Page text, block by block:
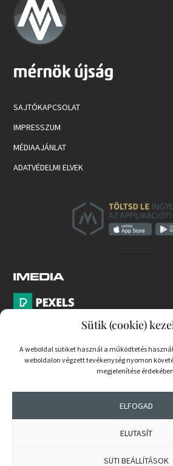
Sütik (cookie)
A weboldal sütiket használ a működtetés
weboldalon végzett tevékenység nyomon
megjelenítése
ELFOGAD
ELUTASÍT
SÜTI BEÁLLÍTÁSOK
SAJTÓKAPCSOLAT
IMPRESSZUM
MÉDIAAJÁNLAT
ADATVÉDELMI ELVEK
PARTNEREK